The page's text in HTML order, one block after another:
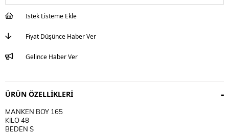
İstek Listeme Ekle
Fiyat Düşünce Haber Ver
Gelince Haber Ver
ÜRÜN ÖZELLIKLERI
MANKEN BOY 165
KİLO 48
BEDEN S